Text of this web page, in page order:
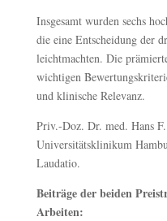
Insgesamt wurden sechs
die eine Entscheidung der
leichtmachten. Die
wichtigen
und klinische Relevanz.
Priv.-Doz. Dr. med. Hans
Universitätsklinikum
Laudatio.
Beiträge der beiden
Arbeiten: